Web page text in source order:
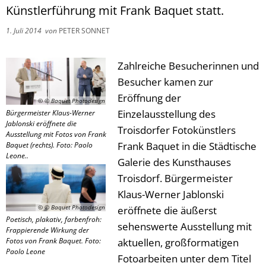
Künstlerführung mit Frank Baquet statt.
1. Juli 2014 von PETER SONNET
© © Baquet Photodesign
Bürgermeister Klaus-Werner
Jablonski eröffnete die
Ausstellung mit Fotos von Frank
Baquet (rechts). Foto: Paolo
Leone..
© © Baquet Photodesign
Poetisch, plakativ, farbenfroh:
Frappierende Wirkung der
Fotos von Frank Baquet. Foto:
Paolo Leone
Zahlreiche Besucherinnen und
Besucher kamen zur
Eröffnung der
Einzelausstellung des
Troisdorfer Fotokünstlers
Frank Baquet in die Städtische
Galerie des Kunsthauses
Troisdorf. Bürgermeister
Klaus-Werner Jablonski
eröffnete die äußerst
sehenswerte Ausstellung mit
aktuellen, großformatigen
Fotoarbeiten unter dem Titel